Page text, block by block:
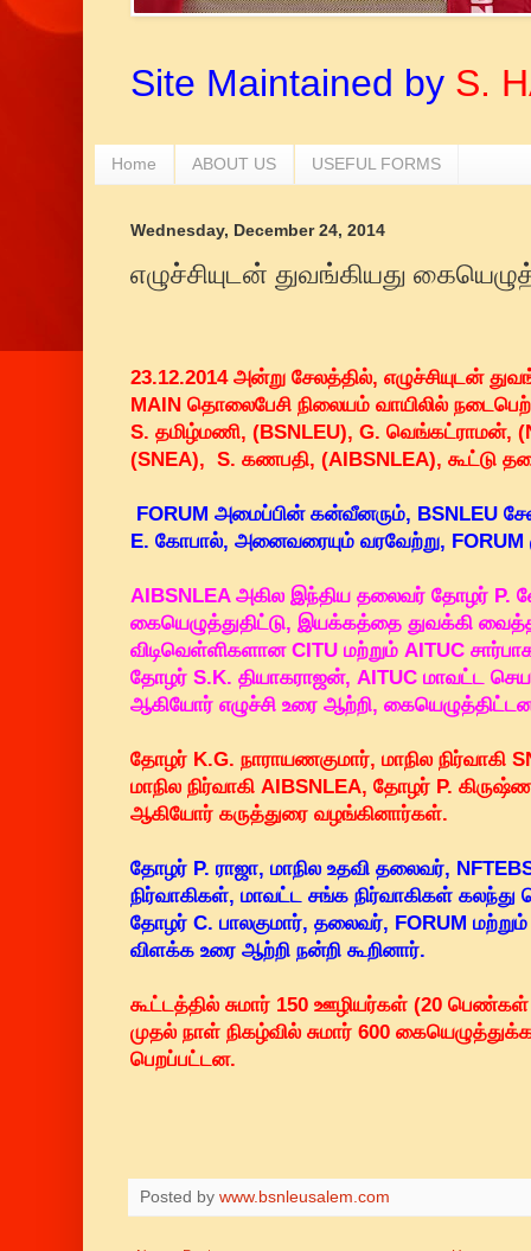
Site Maintained by S.
Home ABOUT US USEFUL FORMS
Wednesday, December 24, 2014
எழுச்சியுடன் துவங்கியது
23.12.2014 அன்று சேலத்தில், எழுச்சியுடன்
MAIN தொலைபேசி நிலையம் வாயிலில்
S. தமிழ்மணி, (BSNLEU), G. வெங்கட்ராமன்,
(SNEA), S. கணபதி, (AIBSNLEA), கூட்டு
FORUM அமைப்பின் கன்வீனரும், BSNLEU
E. கோபால், அனைவரையும் வரவேற்று, FORUM
AIBSNLEA அகில இந்திய தலைவர் தோழர் P.
கையெழுத்துதிட்டு, இயக்கத்தை துவக்கி
விடிவெள்ளிகளான CITU மற்றும் AITUC
தோழர் S.K. தியாகராஜன், AITUC மாவட்ட
ஆகியோர் எழுச்சி உரை ஆற்றி,
தோழர் K.G. நாராயணகுமார், மாநில நிர்வாகி
மாநில நிர்வாகி AIBSNLEA, தோழர் P.
ஆகியோர் கருத்துரை வழங்கினார்கள்.
தோழர் P. ராஜா, மாநில உதவி தலைவர்,
நிர்வாகிகள், மாவட்ட சங்க நிர்வாகிகள்
தோழர் C. பாலகுமார், தலைவர், FORUM
விளக்க உரை ஆற்றி நன்றி கூறினார்.
கூட்டத்தில் சுமார் 150 ஊழியர்கள் (20
முதல் நாள் நிகழ்வில் சுமார் 600
பெறப்பட்டன.
Posted by www.bsnleusalem.com